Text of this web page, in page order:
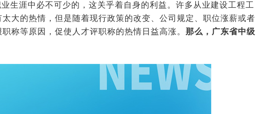
生涯中必不可少的，这关乎着自身的利益。许多从业建设工程工
大的热情，但是随着现行政策的改变、公司规定、职位涨薪或者
称等原因，促使人才评职称的热情日益高涨。 那么，广东省中级